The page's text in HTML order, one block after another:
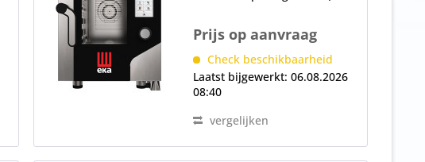
meerprijs worden gewijzigd
LED-binnenverlichting (in...
Prijs op aanvraag
Check beschikbaarheid
Laatst bijgewerkt: 06.08.2026
08:40
vergelijken